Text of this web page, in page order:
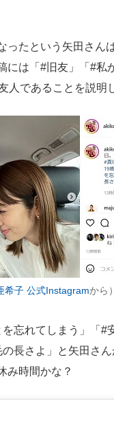
たという矢田さん
には「#旧友」「#
人であることを説明
希子 公式Instagramから）
忘れてしまう」「#
長さよ」と矢田さ
み時間かな？